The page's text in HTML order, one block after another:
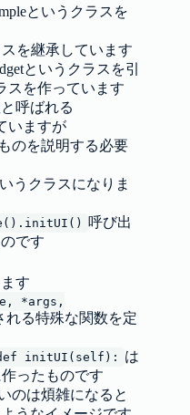
というクラスを
スを継承しています
というクラスを引
スを作っています
呼ばれる
いますが
のを説明する必要
うクラスになりま
呼び出
です
す
*args,
れる特殊な関数を定
initUI(self):
は
ったものです
のは煩雑になると